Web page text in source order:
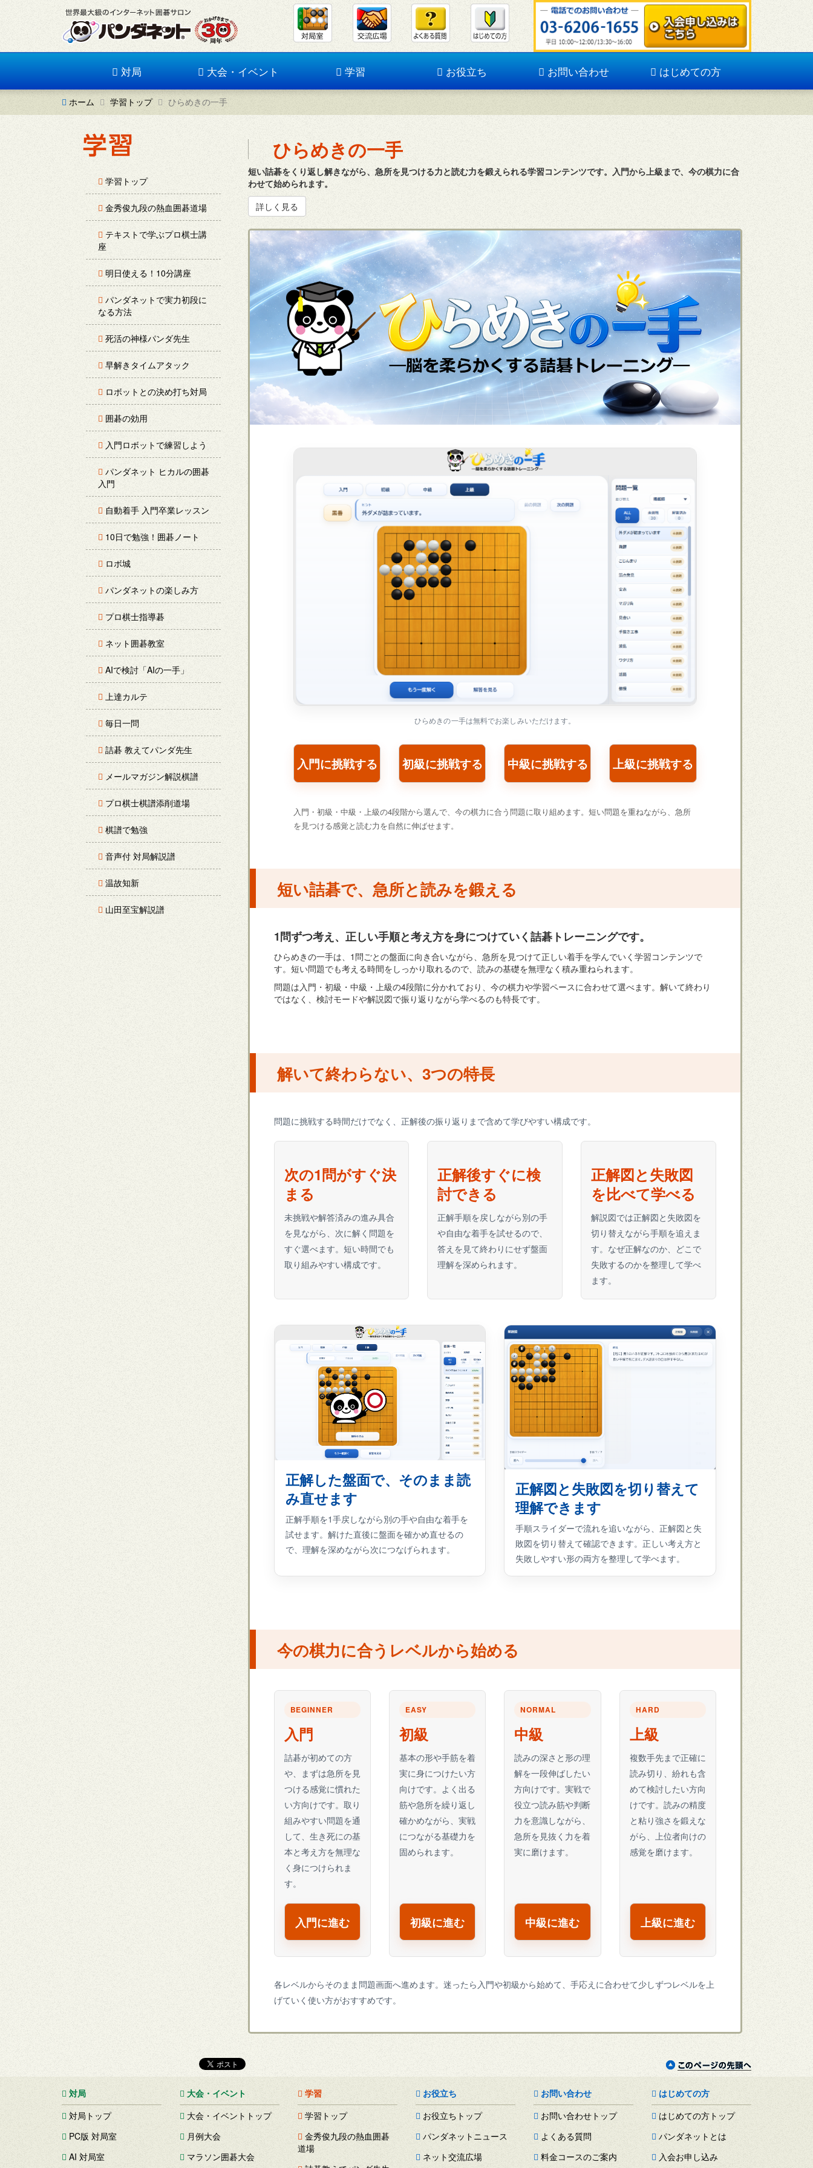
対局 大会・イベント 学習 お役立ち お問い合わせ はじめての方
ホーム 学習トップ ひらめきの一手
学習トップ
金秀俊九段の熱血囲碁道場
テキストで学ぶプロ棋士講
座
明日使える！10分講座
パンダネットで実力初段に
なる方法
死活の神様パンダ先生
早解きタイムアタック
ロボットとの決め打ち対局
囲碁の効用
入門ロボットで練習しよう
パンダネット ヒカルの囲碁
入門
自動着手 入門卒業レッスン
10日で勉強！囲碁ノート
ロボ城
パンダネットの楽しみ方
プロ棋士指導碁
ネット囲碁教室
AIで検討「AIの一手」
上達カルテ
毎日一問
詰碁 教えてパンダ先生
メールマガジン解説棋譜
プロ棋士棋譜添削道場
棋譜で勉強
音声付 対局解説譜
温故知新
山田至宝解説譜
ひらめきの一手
短い詰碁をくり返し解きながら、急所を見つける力と読む力を鍛えられる学習コンテンツです。入門から上級まで、今の棋力に合
わせて始められます。
詳しく見る
ひらめきの一手は無料でお楽しみいただけます。
入門に挑戦する 初級に挑戦する 中級に挑戦する 上級に挑戦する
入門・初級・中級・上級の4段階から選んで、今の棋力に合う問題に取り組めます。短い問題を重ねながら、急所
を見つける感覚と読む力を自然に伸ばせます。
短い詰碁で、急所と読みを鍛える
1問ずつ考え、正しい手順と考え方を身につけていく詰碁トレーニングです。
ひらめきの一手は、1問ごとの盤面に向き合いながら、急所を見つけて正しい着手を学んでいく学習コンテンツで
す。短い問題でも考える時間をしっかり取れるので、読みの基礎を無理なく積み重ねられます。
問題は入門・初級・中級・上級の4段階に分かれており、今の棋力や学習ペースに合わせて選べます。解いて終わり
ではなく、検討モードや解説図で振り返りながら学べるのも特長です。
解いて終わらない、3つの特長
問題に挑戦する時間だけでなく、正解後の振り返りまで含めて学びやすい構成です。
次の1問がすぐ決
まる
未挑戦や解答済みの進み具合
を見ながら、次に解く問題を
すぐ選べます。短い時間でも
取り組みやすい構成です。
正解後すぐに検
討できる
正解手順を戻しながら別の手
や自由な着手を試せるので、
答えを見て終わりにせず盤面
理解を深められます。
正解図と失敗図
を比べて学べる
解説図では正解図と失敗図を
切り替えながら手順を追えま
す。なぜ正解なのか、どこで
失敗するのかを整理して学べ
ます。
正解した盤面で、そのまま読
み直せます
正解手順を1手戻しながら別の手や自由な着手を
試せます。解けた直後に盤面を確かめ直せるの
で、理解を深めながら次につなげられます。
正解図と失敗図を切り替えて
理解できます
手順スライダーで流れを追いながら、正解図と失
敗図を切り替えて確認できます。正しい考え方と
失敗しやすい形の両方を整理して学べます。
今の棋力に合うレベルから始める
BEGINNER
入門
詰碁が初めての方
や、まずは急所を見
つける感覚に慣れた
い方向けです。取り
組みやすい問題を通
して、生き死にの基
本と考え方を無理な
く身につけられま
す。
入門に進む
EASY
初級
基本の形や手筋を着
実に身につけたい方
向けです。よく出る
筋や急所を繰り返し
確かめながら、実戦
につながる基礎力を
固められます。
初級に進む
NORMAL
中級
読みの深さと形の理
解を一段伸ばしたい
方向けです。実戦で
役立つ読み筋や判断
力を意識しながら、
急所を見抜く力を着
実に磨けます。
中級に進む
HARD
上級
複数手先まで正確に
読み切り、紛れも含
めて検討したい方向
けです。読みの精度
と粘り強さを鍛えな
がら、上位者向けの
感覚を磨けます。
上級に進む
各レベルからそのまま問題画面へ進めます。迷ったら入門や初級から始めて、手応えに合わせて少しずつレベルを上
げていく使い方がおすすめです。
対局
対局トップ
PC版 対局室
AI 対局室
大会・イベント
大会・イベントトップ
月例大会
マラソン囲碁大会
学習
学習トップ
金秀俊九段の熱血囲碁
道場
お役立ち
お役立ちトップ
パンダネットニュース
ネット交流広場
お問い合わせ
お問い合わせトップ
よくある質問
料金コースのご案内
はじめての方
はじめての方トップ
パンダネットとは
入会お申し込み